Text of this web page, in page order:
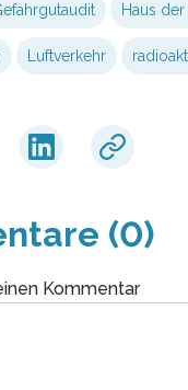
Haus
Luftverkehr
(0)
Kommentar